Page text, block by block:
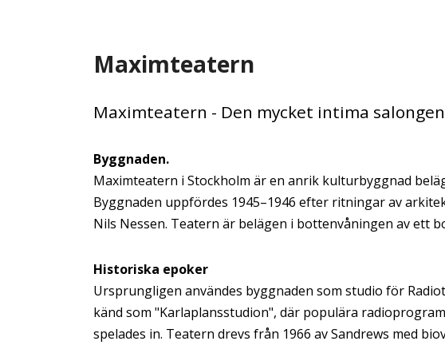
Maximteatern
Maximteatern - Den mycket intima
Byggnaden.
Maximteatern i Stockholm är en anrik kulturbyggnad
Byggnaden uppfördes 1945–1946 efter ritningar av
Nils Nessen. Teatern är belägen i bottenvåningen av ett
Historiska epoker
Ursprungligen användes byggnaden som studio för
känd som "Karlaplansstudion", där populära
spelades in. Teatern drevs från 1966 av Sandrews med